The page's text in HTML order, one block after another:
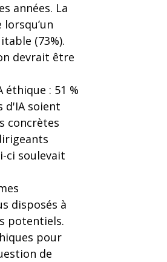
années. La
(73%).
devrait être
éthique : 51 %
d'IA soient
concrètes
ci soulevait
disposés à
potentiels.
pour
de